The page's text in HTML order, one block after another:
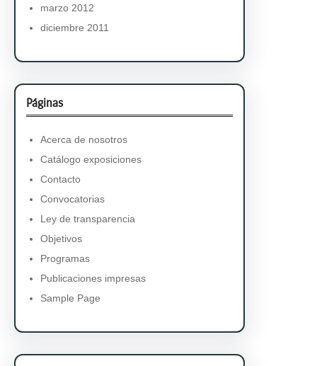
marzo 2012
diciembre 2011
Páginas
Acerca de nosotros
Catálogo exposiciones
Contacto
Convocatorias
Ley de transparencia
Objetivos
Programas
Publicaciones impresas
Sample Page